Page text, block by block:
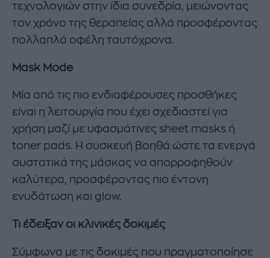
τεχνολογιών στην ίδια συνεδρία, μειώνοντας
τον χρόνο της θεραπείας αλλά προσφέροντας
πολλαπλά οφέλη ταυτόχρονα.
Mask Mode
Μία από τις πιο ενδιαφέρουσες προσθήκες
είναι η λειτουργία που έχει σχεδιαστεί για
χρήση μαζί με υφασμάτινες sheet masks ή
toner pads. Η συσκευή βοηθά ώστε τα ενεργά
συστατικά της μάσκας να απορροφηθούν
καλύτερα, προσφέροντας πιο έντονη
ενυδάτωση και glow.
Τι έδειξαν οι κλινικές δοκιμές
Σύμφωνα με τις δοκιμές που πραγματοποίησε